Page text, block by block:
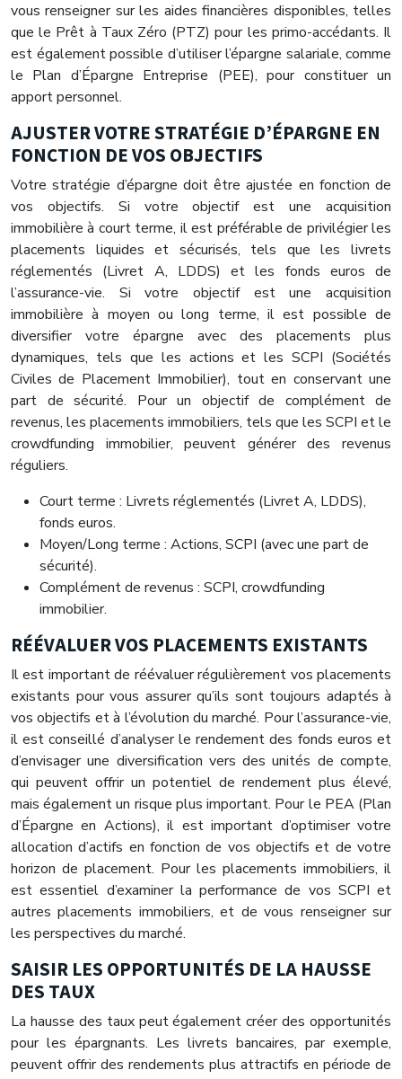
vous renseigner sur les aides financières disponibles, telles
que le Prêt à Taux Zéro (PTZ) pour les primo-accédants. Il
est également possible d’utiliser l’épargne salariale, comme
le Plan d’Épargne Entreprise (PEE), pour constituer un
apport personnel.
AJUSTER VOTRE STRATÉGIE D’ÉPARGNE EN
FONCTION DE VOS OBJECTIFS
Votre stratégie d’épargne doit être ajustée en fonction de
vos objectifs. Si votre objectif est une acquisition
immobilière à court terme, il est préférable de privilégier les
placements liquides et sécurisés, tels que les livrets
réglementés (Livret A, LDDS) et les fonds euros de
l’assurance-vie. Si votre objectif est une acquisition
immobilière à moyen ou long terme, il est possible de
diversifier votre épargne avec des placements plus
dynamiques, tels que les actions et les SCPI (Sociétés
Civiles de Placement Immobilier), tout en conservant une
part de sécurité. Pour un objectif de complément de
revenus, les placements immobiliers, tels que les SCPI et le
crowdfunding immobilier, peuvent générer des revenus
réguliers.
Court terme : Livrets réglementés (Livret A, LDDS),
fonds euros.
Moyen/Long terme : Actions, SCPI (avec une part de
sécurité).
Complément de revenus : SCPI, crowdfunding
immobilier.
RÉÉVALUER VOS PLACEMENTS EXISTANTS
Il est important de réévaluer régulièrement vos placements
existants pour vous assurer qu’ils sont toujours adaptés à
vos objectifs et à l’évolution du marché. Pour l’assurance-vie,
il est conseillé d’analyser le rendement des fonds euros et
d’envisager une diversification vers des unités de compte,
qui peuvent offrir un potentiel de rendement plus élevé,
mais également un risque plus important. Pour le PEA (Plan
d’Épargne en Actions), il est important d’optimiser votre
allocation d’actifs en fonction de vos objectifs et de votre
horizon de placement. Pour les placements immobiliers, il
est essentiel d’examiner la performance de vos SCPI et
autres placements immobiliers, et de vous renseigner sur
les perspectives du marché.
SAISIR LES OPPORTUNITÉS DE LA HAUSSE
DES TAUX
La hausse des taux peut également créer des opportunités
pour les épargnants. Les livrets bancaires, par exemple,
peuvent offrir des rendements plus attractifs en période de